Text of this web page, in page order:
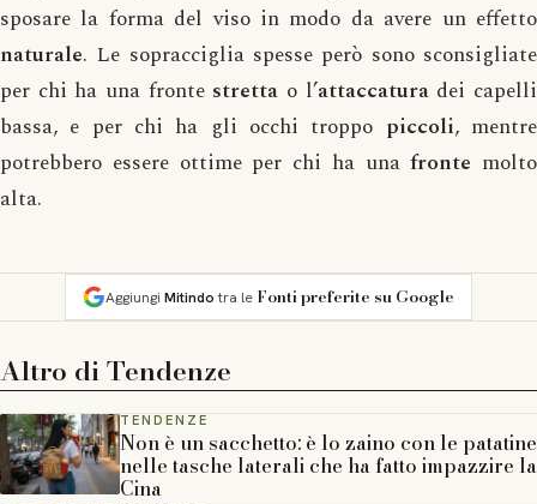
sposare la forma del viso in modo da avere un effetto
naturale. Le sopracciglia spesse però sono sconsigliate
per chi ha una fronte stretta o l’attaccaturadei capelli
bassa, e per chi ha gli occhi troppo piccoli, mentre
potrebbero essere ottime per chi ha unafronte molto
alta.
Aggiungi Mitindotra le Fonti preferite su Google
Altro di Tendenze
TENDENZE
Non è un sacchetto: è lo zaino con le patatine
nelle tasche laterali che ha fatto impazzire la
Cina